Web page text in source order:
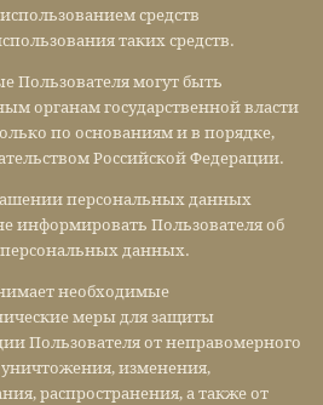
средств
таких средств.
Пользователя могут быть
органам государственной власти
по основаниям и в порядке,
Российской Федерации.
персональных данных
информировать Пользователя об
данных.
необходимые
меры для защиты
Пользователя от неправомерного
уничтожения, изменения,
распространения, а также от